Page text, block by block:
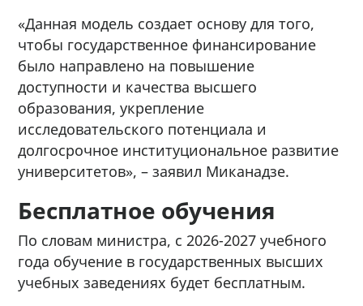
«Данная модель создает основу для того,
чтобы государственное финансирование
было направлено на повышение
доступности и качества высшего
образования, укрепление
исследовательского потенциала и
долгосрочное институциональное развитие
университетов», – заявил Миканадзе.
Бесплатное обучения
По словам министра, с 2026-2027 учебного
года обучение в государственных высших
учебных заведениях будет бесплатным.